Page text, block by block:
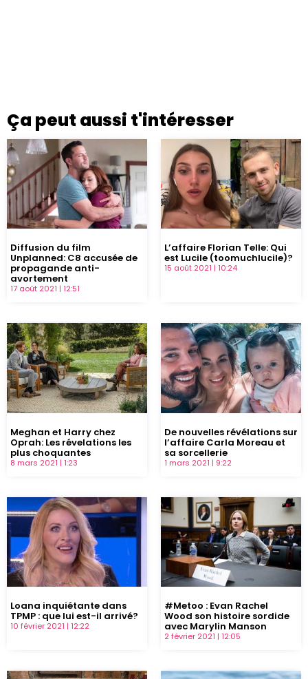
Ça peut aussi t'intéresser
Diffusion du film
Unplanned: C8 accusée de
propagande anti-
avortement
17 août 2021 12:51
L’affaire Florian Telle: Qui
est Lucile (toomuchlucile)?
15 août 2021 10:24
Meghan et Harry chez
Oprah: Les révelations les
plus choquantes
8 mars 2021 1:23
De nouvelles révélations sur
l’affaire Carla Moreau et
sa sorcellerie
1 mars 2021 9:22
Loana inquiétante dans
TPMP : que lui est-il arrivé?
10 février 2021 12:22
#Metoo : Evan Rachel
Wood son histoire sordide
avec Marylin Manson
2 février 2021 12:05